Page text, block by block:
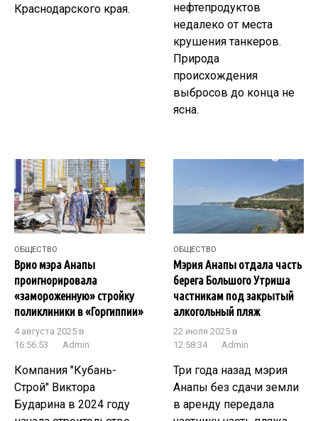
Краснодарского края.
нефтепродуктов
недалеко от места
крушения танкеров.
Природа
происхождения
выбросов до конца не
ясна.
ОБЩЕСТВО
Врио мэра Анапы
проигнорировала
«замороженную» стройку
поликлиники в «Горгиппии»
4 августа 2025 в
16:56:53
Admin
Компания "Кубань-
Строй" Виктора
Бударина в 2024 году
ОБЩЕСТВО
Мэрия Анапы отдала часть
берега Большого Утриша
частникам под закрытый
алкогольный пляж
22 июля 2025 в
12:58:34
Admin
Три года назад мэрия
Анапы без сдачи земли
в аренду передала